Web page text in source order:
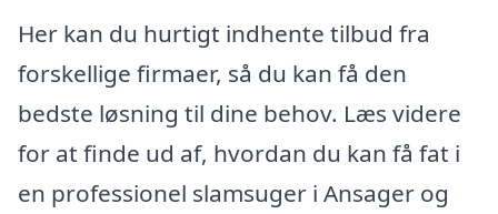
Her kan du hurtigt indhente tilbud fra
forskellige firmaer, så du kan få den
bedste løsning til dine behov. Læs videre
for at finde ud af, hvordan du kan få fat i
en professionel slamsuger i Ansager og